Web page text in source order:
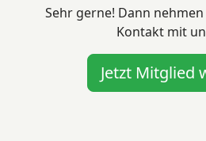
Sehr gerne! Dann
Kontakt mit
Jetzt Mitglied